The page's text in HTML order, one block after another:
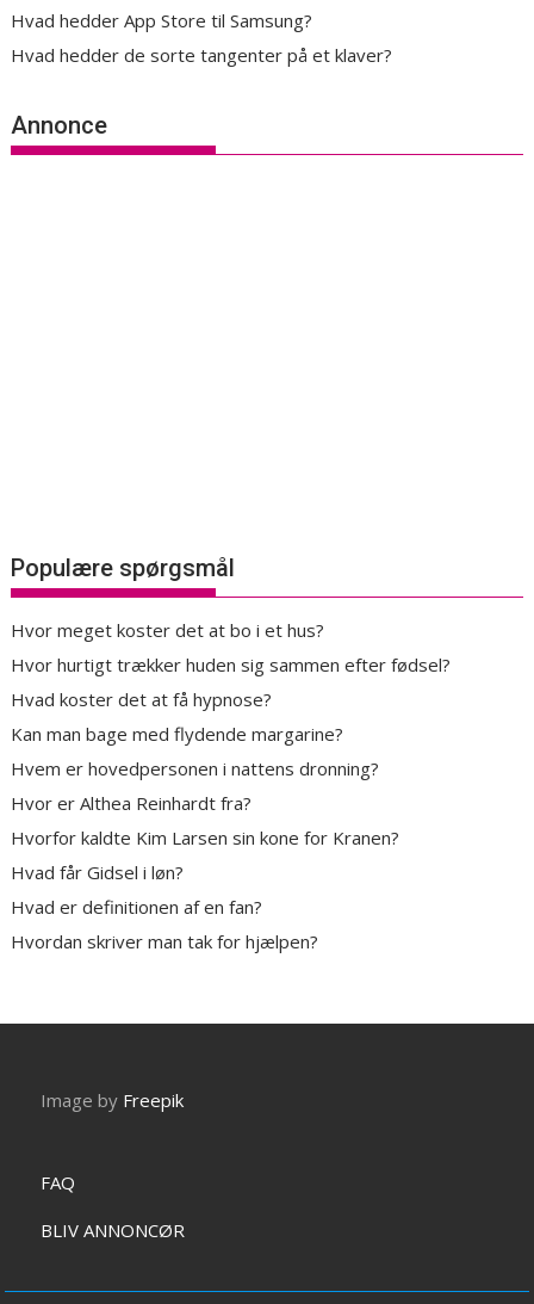
Hvad hedder App Store til Samsung?
Hvad hedder de sorte tangenter på et klaver?
Annonce
Populære spørgsmål
Hvor meget koster det at bo i et hus?
Hvor hurtigt trækker huden sig sammen efter fødsel?
Hvad koster det at få hypnose?
Kan man bage med flydende margarine?
Hvem er hovedpersonen i nattens dronning?
Hvor er Althea Reinhardt fra?
Hvorfor kaldte Kim Larsen sin kone for Kranen?
Hvad får Gidsel i løn?
Hvad er definitionen af en fan?
Hvordan skriver man tak for hjælpen?
Image by Freepik
FAQ
BLIV ANNONCØR